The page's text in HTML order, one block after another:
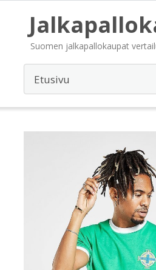
Suomen jalkapallokaupat